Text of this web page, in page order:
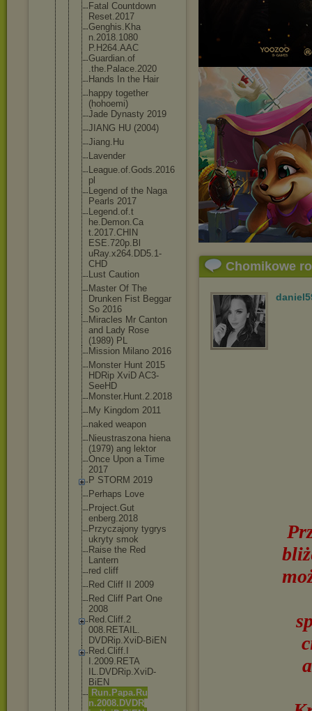
Fatal Countdown
Reset.2017
Genghis.Kha
n.2018.1080
P.H264.AAC
Guardian.of
.the.Palace.2020
Hands In the Hair
happy together
(hohoemi)
Jade Dynasty 2019
JIANG HU (2004)
Jiang.Hu
Lavender
League.of.Gods.2016
pl
Legend of the Naga
Pearls 2017
Legend.of.t
he.Demon.Ca
t.2017.CHIN
ESE.720p.Bl
uRay.x264.DD5.1-
CHD
Lust Caution
Master Of The
Drunken Fist Beggar
So 2016
Miracles Mr Canton
and Lady Rose
(1989) PL
Mission Milano 2016
Monster Hunt 2015
HDRip XviD AC3-
SeeHD
Monster.Hunt.2.2018
My Kingdom 2011
naked weapon
Nieustraszona hiena
(1979) ang lektor
Once Upon a Time
2017
P STORM 2019
Perhaps Love
Project.Gut
enberg.2018
Przyczajony tygrys
ukryty smok
Raise the Red
Lantern
red cliff
Red Cliff II 2009
Red Cliff Part One
2008
Red.Cliff.2
008.RETAIL.
DVDRip.XviD-BiEN
Red.Cliff.I
I.2009.RETA
IL.DVDRip.XviD-
BiEN
Run.Papa.Ru
n.2008.DVDR
Chomikowe